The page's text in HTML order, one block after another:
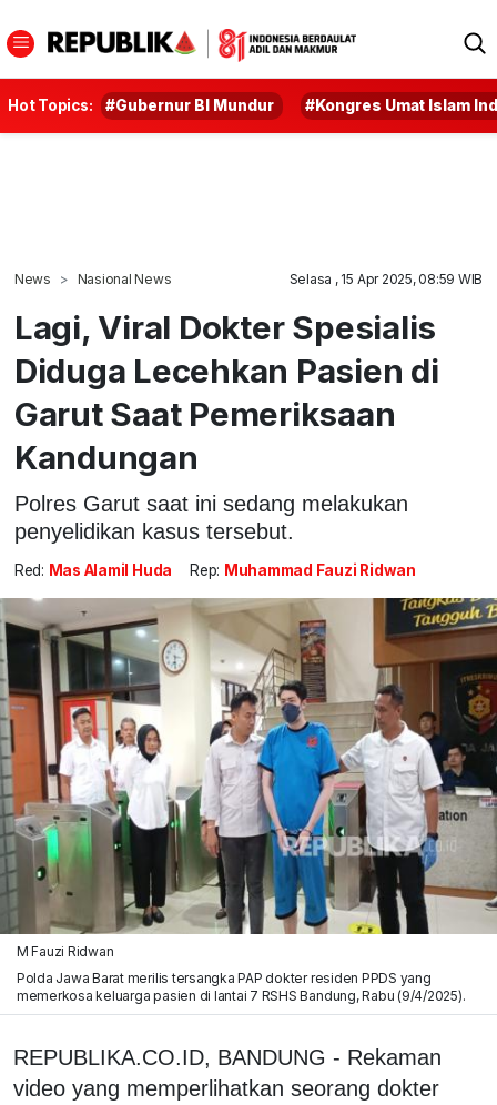
Hot Topics: #Gubernur BI Mundur #Kongres Umat Islam
News Nasional News Selasa , 15 Apr 2025, 08:59 WIB
Lagi, Viral Dokter Spesialis
Diduga Lecehkan Pasien di
Garut Saat Pemeriksaan
Kandungan
Polres Garut saat ini sedang melakukan
penyelidikan kasus tersebut.
Red: Mas Alamil Huda Rep: Muhammad Fauzi Ridwan
M Fauzi Ridwan
Polda Jawa Barat merilis tersangka PAP dokter residen PPDS yang
memerkosa keluarga pasien di lantai 7 RSHS Bandung, Rabu (9/4/2025).
REPUBLIKA.CO.ID, BANDUNG - Rekaman
video yang memperlihatkan seorang dokter